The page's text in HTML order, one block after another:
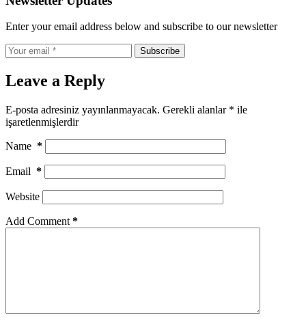
Enter your email address below and subscribe to our newsletter
Subscribe
Leave a Reply
E-posta adresiniz yayınlanmayacak. Gerekli alanlar * ile
işaretlenmişlerdir
Name *
Email *
Website
Add Comment *